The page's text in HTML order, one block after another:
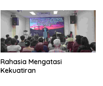
Rahasia Mengatasi
Kekuatiran